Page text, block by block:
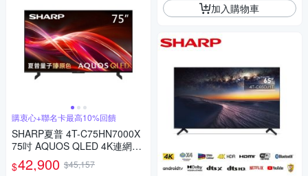
購衷心+聯名卡最高10%回饋
SHARP夏普 4T-C75HN7000X
75吋 AQUOS QLED 4K連網智
慧液晶顯示器
$42,900 $45,157
加入購物車